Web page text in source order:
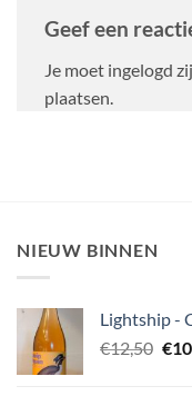
Geef een
Je moet ingelogd
plaatsen.
NIEUW BINNEN
Lightship -
€12,50 €